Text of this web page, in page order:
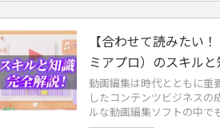
【合わせて読みたい
ミアプロ）のスキルと
動画編集は時代とともに重
したコンテンツビジネスの
ルな動画編集ソフトの中で